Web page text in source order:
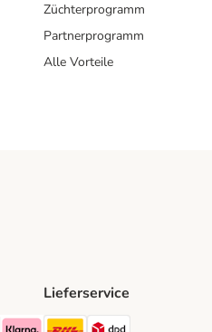
Züchterprogramm
Partnerprogramm
Alle Vorteile
Lieferservice
DHL Shipping Method